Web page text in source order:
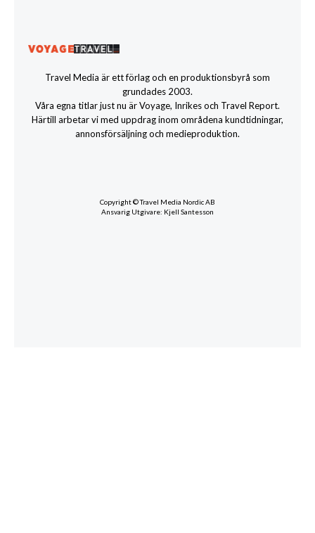
Travel Media är ett förlag och en produktionsbyrå som
grundades 2003.
Våra egna titlar just nu är Voyage, Inrikes och Travel Report.
Härtill arbetar vi med uppdrag inom områdena kundtidningar,
annonsförsäljning och medieproduktion.
Copyright © Travel Media Nordic AB
Ansvarig Utgivare: Kjell Santesson